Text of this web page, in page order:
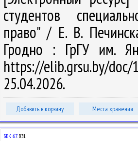
студентов
право" / Е. В.
Гродно : ГрГУ им.
https://elib.grsu.by/
25.04.2026.
Добавить в корзину Места хранения
ББК 67.В31